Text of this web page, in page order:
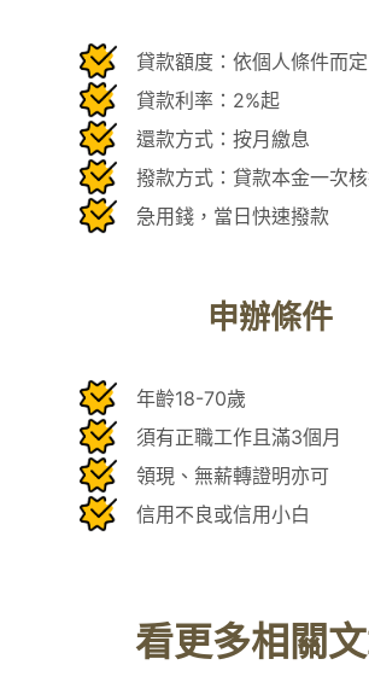
貸款額度：依個人條件而定
貸款利率：2%起
還款方式：按月繳息
撥款方式：貸款本金一次
急用錢，當日快速撥款
申辦條件
年齡18-70歲
須有正職工作且滿3個月
領現、無薪轉證明亦可
信用不良或信用小白
看更多相關